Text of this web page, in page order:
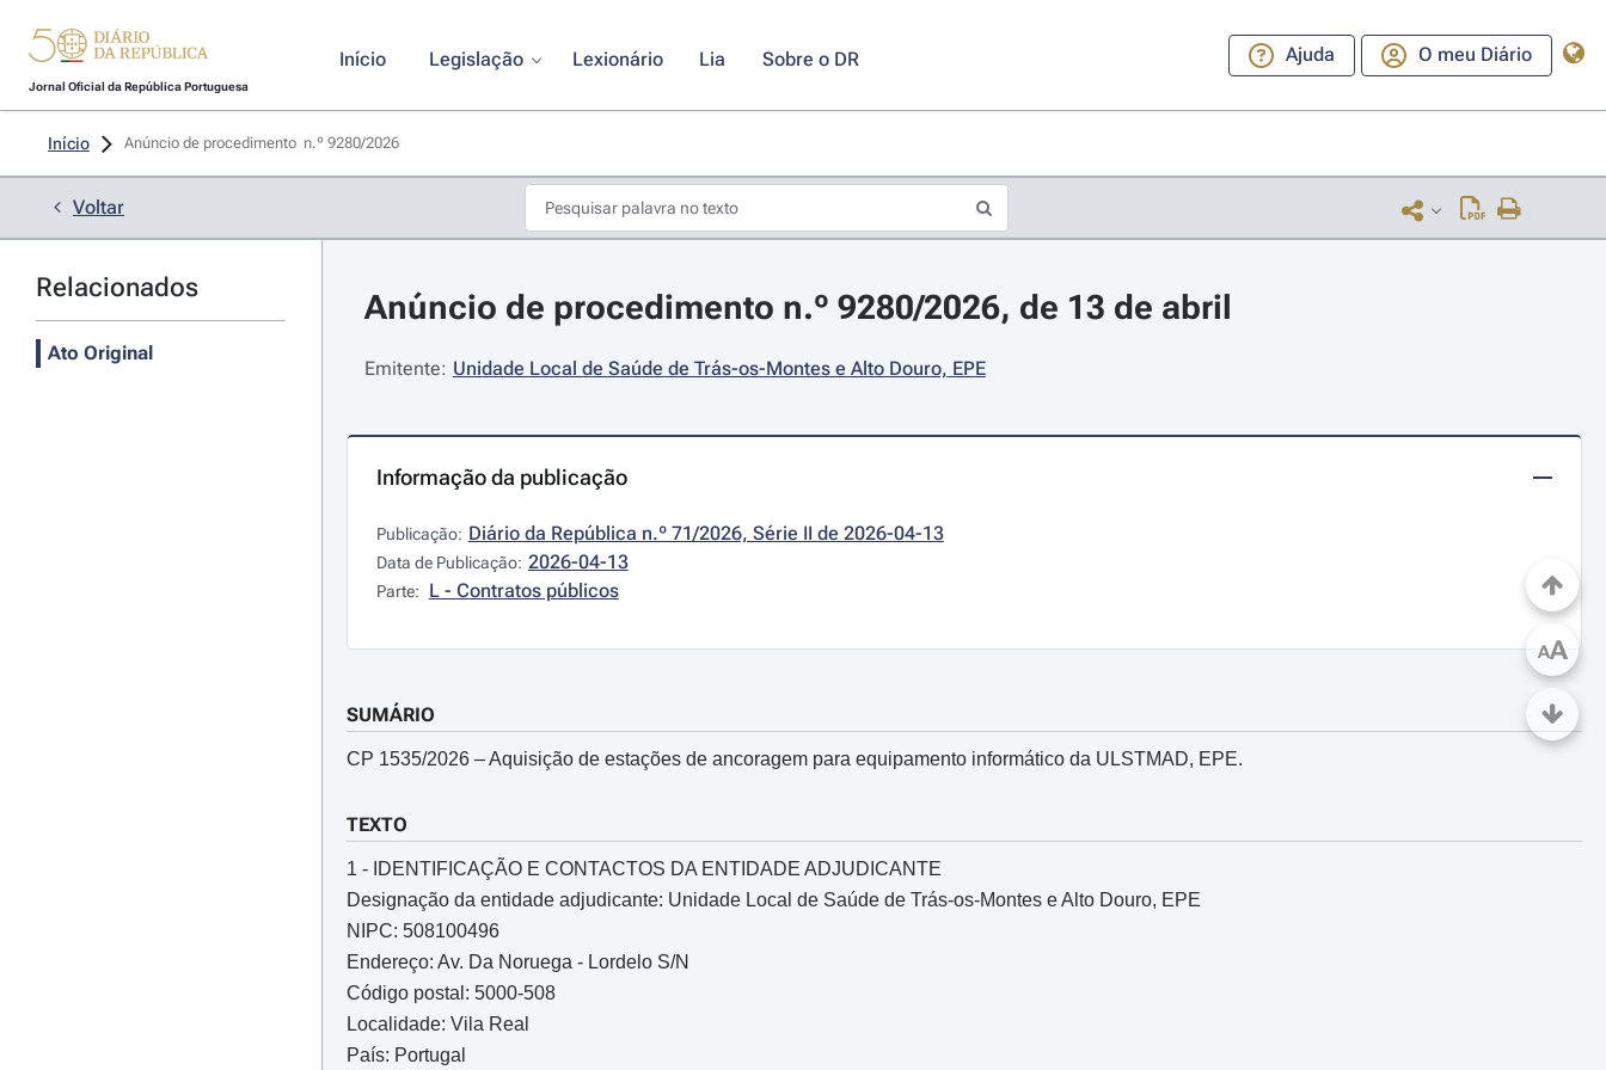
Jornal Oficial da República Portuguesa
Início Legislação Lexionário Lia Sobre o DR Ajuda O meu Diário
Início Anúncio de procedimento  n.º 9280/2026
Voltar
Relacionados
Ato Original
Anúncio de procedimento n.º 9280/2026, de 13 de abril
Emitente: Unidade Local de Saúde de Trás-os-Montes e Alto Douro, EPE
Informação da publicação
Publicação: Diário da República n.º 71/2026, Série II de 2026-04-13
Data de Publicação: 2026-04-13
Parte: L - Contratos públicos
SUMÁRIO
CP 1535/2026 – Aquisição de estações de ancoragem para equipamento informático da ULSTMAD, EPE.
TEXTO
1 - IDENTIFICAÇÃO E CONTACTOS DA ENTIDADE ADJUDICANTE
Designação da entidade adjudicante: Unidade Local de Saúde de Trás-os-Montes e Alto Douro, EPE
NIPC: 508100496
Endereço: Av. Da Noruega - Lordelo S/N
Código postal: 5000-508
Localidade: Vila Real
País: Portugal
AA